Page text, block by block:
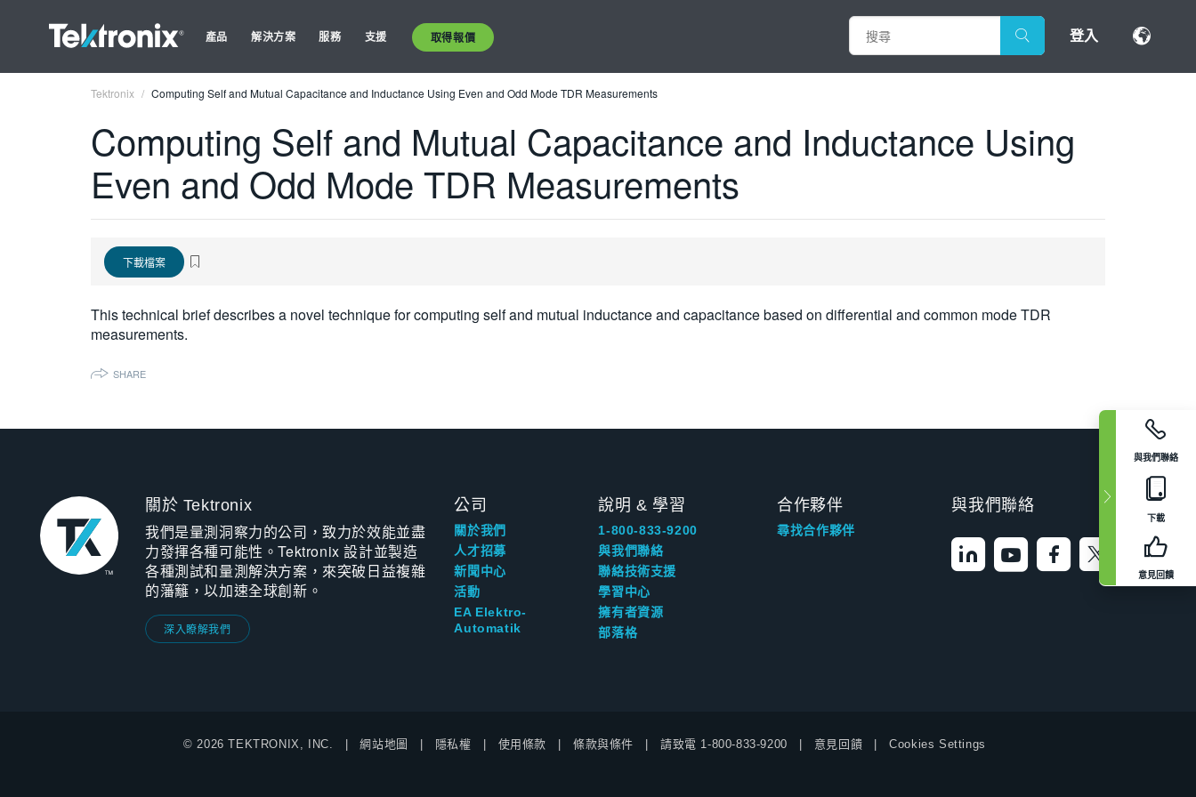
產品 解決方案 服務 支援 取得報價 登入
與我們聯絡
下載
意見回饋
Tektronix Computing Self and Mutual Capacitance and Inductance Using Even and Odd Mode TDR Measurements
Computing Self and Mutual Capacitance and Inductance Using
Even and Odd Mode TDR Measurements
下載檔案
This technical brief describes a novel technique for computing self and mutual inductance and capacitance based on differential and common mode TDR
measurements.
SHARE
關於 Tektronix
我們是量測洞察力的公司，致力於效能並盡
力發揮各種可能性。Tektronix 設計並製造
各種測試和量測解決方案，來突破日益複雜
的藩籬，以加速全球創新。
深入瞭解我們
公司
關於我們
人才招募
新聞中心
活動
EA Elektro-
Automatik
說明 & 學習
1-800-833-9200
與我們聯絡
聯絡技術支援
學習中心
擁有者資源
部落格
合作夥伴
尋找合作夥伴
與我們聯絡
© 2026 TEKTRONIX, INC. 網站地圖 隱私權 使用條款 條款與條件 請致電 1-800-833-9200 意見回饋 Cookies Settings